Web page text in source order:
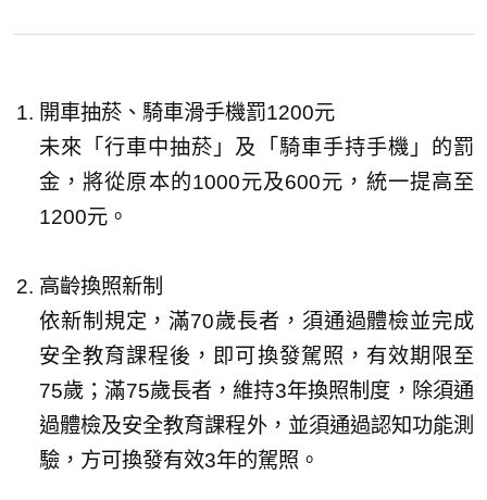
開車抽菸、騎車滑手機罰1200元
未來「行車中抽菸」及「騎車手持手機」的罰
金，將從原本的1000元及600元，統一提高至
1200元。
高齡換照新制
依新制規定，滿70歲長者，須通過體檢並完成
安全教育課程後，即可換發駕照，有效期限至
75歲；滿75歲長者，維持3年換照制度，除須通
過體檢及安全教育課程外，並須通過認知功能測
驗，方可換發有效3年的駕照。